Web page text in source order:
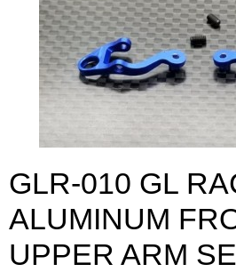
GLR-010 GL
ALUMINUM
UPPER ARM